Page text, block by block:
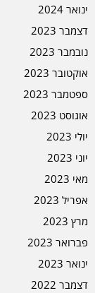
ינואר 2024
דצמבר 2023
נובמבר 2023
אוקטובר 2023
ספטמבר 2023
אוגוסט 2023
יולי 2023
יוני 2023
מאי 2023
אפריל 2023
מרץ 2023
פברואר 2023
ינואר 2023
דצמבר 2022